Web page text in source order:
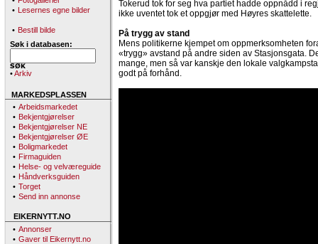
• Lesernes egne bilder
• Bestill bilde
Søk i databasen:
•Arkiv
MARKEDSPLASSEN
• Arbeidsmarkedet
• Bekjentgjørelser
• Bekjentgjørelser NE
• Bekjentgjørelser ØE
• Boligmarkedet
• Firmaguiden
• Helse- og velværeguide
• Håndverksguiden
• Torget
• Send inn annonse
EIKERNYTT.NO
• Annonser
• Gaver til Eikernytt.no
Tokerud tok for seg hva partiet hadde oppnådd i
ikke uventet tok et oppgjør med Høyres skattelette.
På trygg av stand
Mens politikerne kjempet om oppmerksomheten
«trygg» avstand på andre siden av Stasjonsgata.
mange, men så var kanskje den lokale
godt på forhånd.